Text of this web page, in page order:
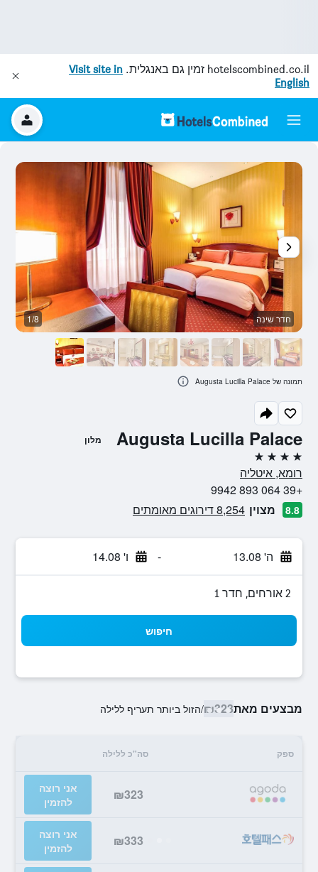
hotelscombined.co.il זמין גם באנגלית. Visit site in
English
Augusta Lucilla Palace מלון
4 כוכבים
רומא, איטליה
+39 064 893 9942
8.8 מצוין 8,254 דירוגים מאומתים
ה' 13.08 - ו' 14.08
2 אורחים, חדר 1
חיפוש
מבצעים מאת₪323
/הזול ביותר תעריף ללילה
ספק סה"כ ללילה
₪323
אני רוצה
להזמין
₪333
אני רוצה
להזמין
חדר שינה 1/8
תמונה של Augusta Lucilla Palace